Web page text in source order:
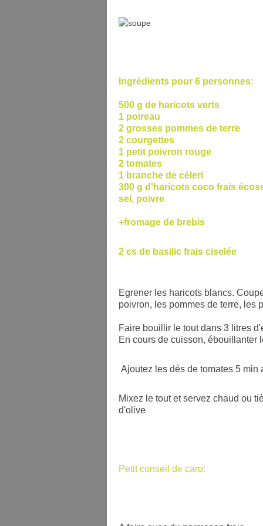
Ingrédients pour 6 personnes:
500 g de haricots verts
1 poireau
2 grosses pommes de terre
2 courgettes
1 petit poivron rouge
2 tomates
1 branche de céleri
300 g d'haricots coco frais
sel, poivre
+fromage de brebis
2 cs de basilic frais ciselée
Egrener les haricots blancs.
poivron, les pommes de terre, les
Faire bouillir le tout dans 3 litres
En cours de cuisson, ébouillanter
Ajoutez les dés de tomates 5 min
Mixez le tout et servez chaud ou
d'olive
Petit conseil de caro: